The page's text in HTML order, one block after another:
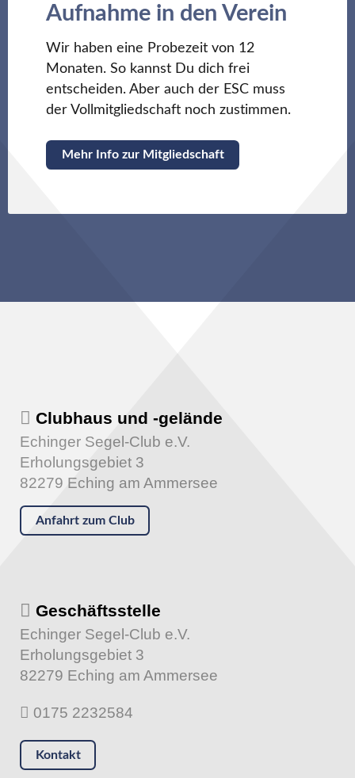
Aufnahme in den Verein
Wir haben eine Probezeit von 12
Monaten. So kannst Du dich frei
entscheiden. Aber auch der ESC muss
der Vollmitgliedschaft noch zustimmen.
Mehr Info zur Mitgliedschaft
Clubhaus und -gelände
Echinger Segel-Club e.V.
Erholungsgebiet 3
82279 Eching am Ammersee
Anfahrt zum Club
Geschäftsstelle
Echinger Segel-Club e.V.
Erholungsgebiet 3
82279 Eching am Ammersee
0175 2232584
Kontakt